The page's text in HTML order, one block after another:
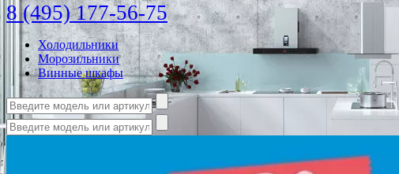
8 (495) 177-56-75
Холодильники
Морозильники
Винные шкафы